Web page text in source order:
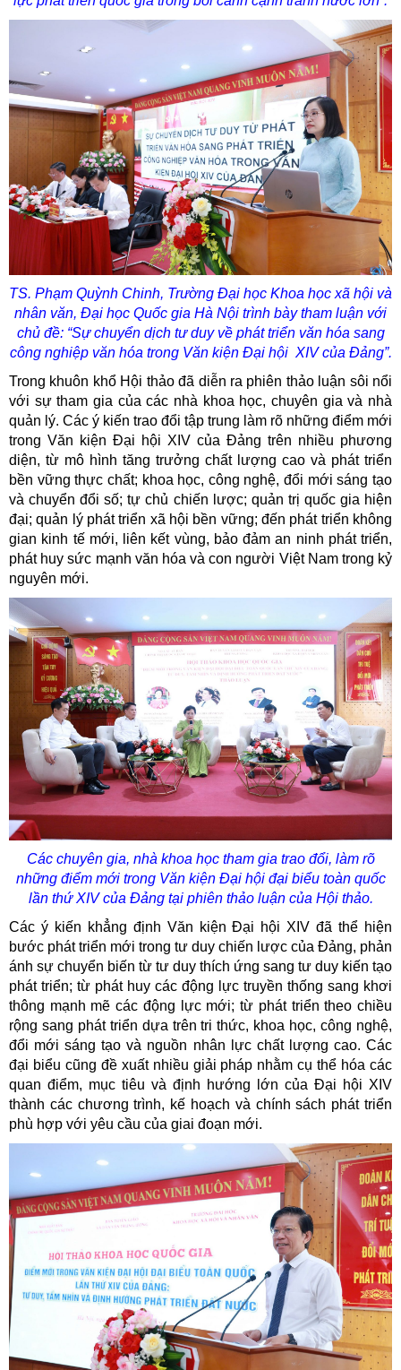
TS. Phạm Quỳnh Chinh, Trường Đại học Khoa học xã hội và
nhân văn, Đại học Quốc gia Hà Nội trình bày tham luận với
chủ đề: “Sự chuyển dịch tư duy về phát triển văn hóa sang
công nghiệp văn hóa trong Văn kiện Đại hội XIV của Đảng”.
Trong khuôn khổ Hội thảo đã diễn ra phiên thảo luận sôi nổi
với sự tham gia của các nhà khoa học, chuyên gia và nhà
quản lý. Các ý kiến trao đổi tập trung làm rõ những điểm mới
trong Văn kiện Đại hội XIV của Đảng trên nhiều phương
diện, từ mô hình tăng trưởng chất lượng cao và phát triển
bền vững thực chất; khoa học, công nghệ, đổi mới sáng tạo
và chuyển đổi số; tự chủ chiến lược; quản trị quốc gia hiện
đại; quản lý phát triển xã hội bền vững; đến phát triển không
gian kinh tế mới, liên kết vùng, bảo đảm an ninh phát triển,
phát huy sức mạnh văn hóa và con người Việt Nam trong kỷ
nguyên mới.
Các chuyên gia, nhà khoa học tham gia trao đổi, làm rõ
những điểm mới trong Văn kiện Đại hội đại biểu toàn quốc
lần thứ XIV của Đảng tại phiên thảo luận của Hội thảo.
Các ý kiến khẳng định Văn kiện Đại hội XIV đã thể hiện
bước phát triển mới trong tư duy chiến lược của Đảng, phản
ánh sự chuyển biến từ tư duy thích ứng sang tư duy kiến tạo
phát triển; từ phát huy các động lực truyền thống sang khơi
thông mạnh mẽ các động lực mới; từ phát triển theo chiều
rộng sang phát triển dựa trên tri thức, khoa học, công nghệ,
đổi mới sáng tạo và nguồn nhân lực chất lượng cao. Các
đại biểu cũng đề xuất nhiều giải pháp nhằm cụ thể hóa các
quan điểm, mục tiêu và định hướng lớn của Đại hội XIV
thành các chương trình, kế hoạch và chính sách phát triển
phù hợp với yêu cầu của giai đoạn mới.